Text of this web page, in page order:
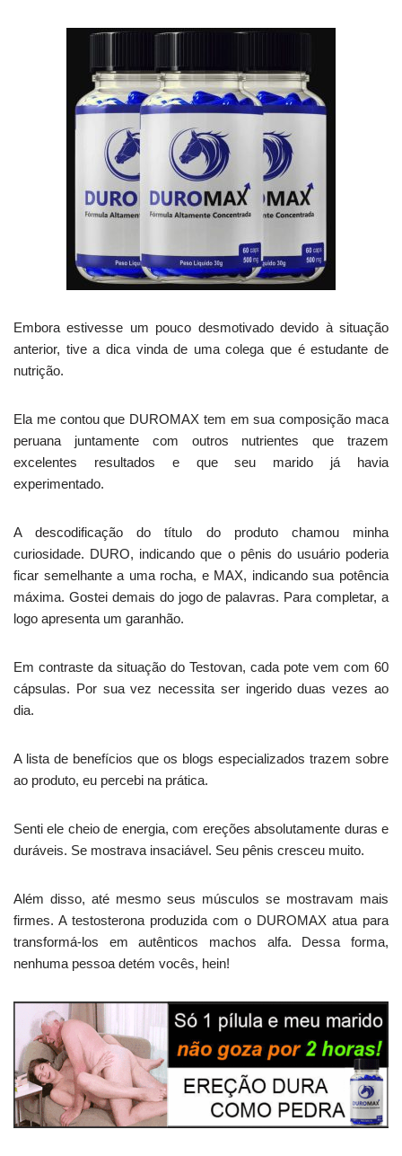
Embora estivesse um pouco desmotivado devido à situação
anterior, tive a dica vinda de uma colega que é estudante de
nutrição.
Ela me contou que DUROMAX tem em sua composição maca
peruana juntamente com outros nutrientes que trazem
excelentes resultados e que seu marido já havia
experimentado.
A descodificação do título do produto chamou minha
curiosidade. DURO, indicando que o pênis do usuário poderia
ficar semelhante a uma rocha, e MAX, indicando sua potência
máxima. Gostei demais do jogo de palavras. Para completar, a
logo apresenta um garanhão.
Em contraste da situação do Testovan, cada pote vem com 60
cápsulas. Por sua vez necessita ser ingerido duas vezes ao
dia.
A lista de benefícios que os blogs especializados trazem sobre
ao produto, eu percebi na prática.
Senti ele cheio de energia, com ereções absolutamente duras e
duráveis. Se mostrava insaciável. Seu pênis cresceu muito.
Além disso, até mesmo seus músculos se mostravam mais
firmes. A testosterona produzida com o DUROMAX atua para
transformá-los em autênticos machos alfa. Dessa forma,
nenhuma pessoa detém vocês, hein!